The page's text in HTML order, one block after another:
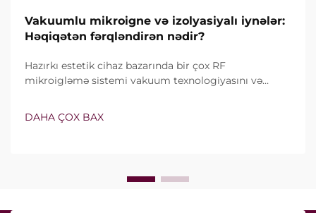
Vakuumlu mikroigne və izolyasiyalı iynələr:
Həqiqətən fərqləndirən nədir?
Hazırkı estetik cihaz bazarında bir çox RF
mikroigləmə sistemi vakuum texnologiyasını və
deyil, onların klinik müalicə zamanı necə dəqiq işlədiyi
DAHA ÇOX BAX